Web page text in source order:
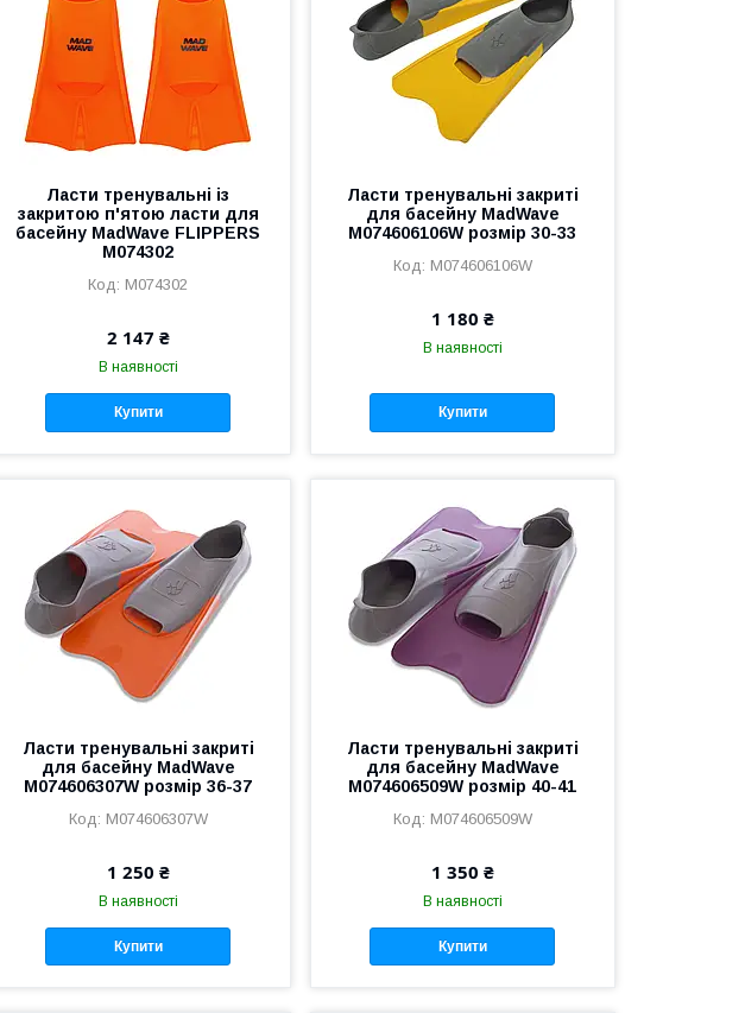
Ласти тренувальні із
закритою п'ятою ласти для
басейну MadWave FLIPPERS
M074302
M074302
2 147 ₴
В наявності
Купити
Ласти тренувальні закриті
для басейну MadWave
M074606106W розмір 30-33
M074606106W
1 180 ₴
В наявності
Купити
Ласти тренувальні закриті
для басейну MadWave
M074606307W розмір 36-37
M074606307W
1 250 ₴
В наявності
Купити
Ласти тренувальні закриті
для басейну MadWave
M074606509W розмір 40-41
M074606509W
1 350 ₴
В наявності
Купити